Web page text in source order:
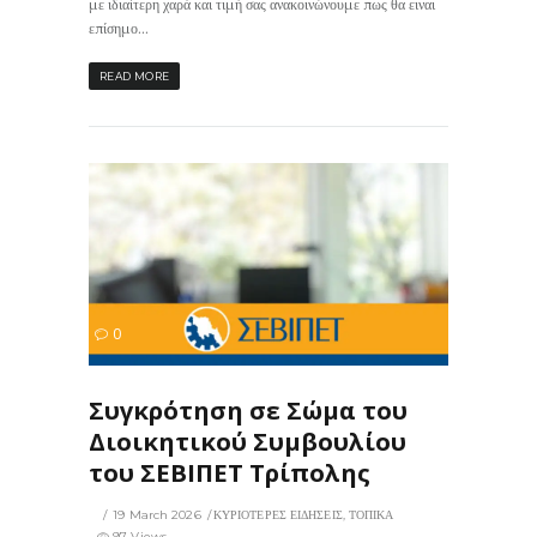
με ιδιαίτερη χαρά και τιμή σας ανακοινώνουμε πως θα ειναι
επίσημο...
READ MORE
0
Συγκρότηση σε Σώμα του
Διοικητικού Συμβουλίου
του ΣΕΒΙΠΕΤ Τρίπολης
19 March 2026 ΚΥΡΙΟΤΕΡΕΣ ΕΙΔΗΣΕΙΣ, ΤΟΠΙΚΑ